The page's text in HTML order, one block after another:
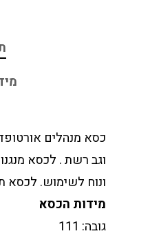
כסא מנהלים
וגב רשת . לכסא
ונוח לשימוש. לכסא
מידות הכסא
גובה: 111